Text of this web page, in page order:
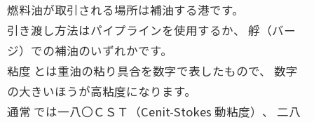
燃料油が取引される場所は補油する港です。
引き渡し方法はパイプラインを使用するか、 艀（バー
ジ）での補油のいずれかです。
粘度 とは重油の粘り具合を数字で表したもので、 数字
の大きいほうが高粘度になります。
通常 では一八〇ＣＳＴ（Cenit-Stokes 動粘度）、 二八